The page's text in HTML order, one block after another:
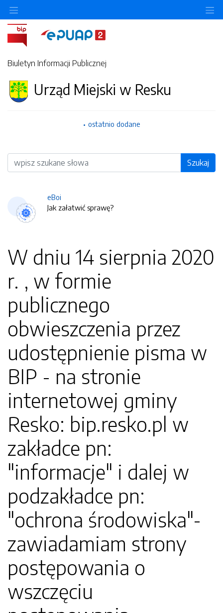
Biuletyn Informacji Publicznej
Urząd Miejski w Resku
ostatnio dodane
Wyszukiwarka Szukaj
eBoi
Jak załatwić sprawę?
W dniu 14 sierpnia 2020
r. , w formie
publicznego
obwieszczenia przez
udostępnienie pisma w
BIP - na stronie
internetowej gminy
Resko: bip.resko.pl w
zakładce pn:
"informacje" i dalej w
podzakładce pn:
"ochrona środowiska"-
zawiadamiam strony
postępowania o
wszczęciu